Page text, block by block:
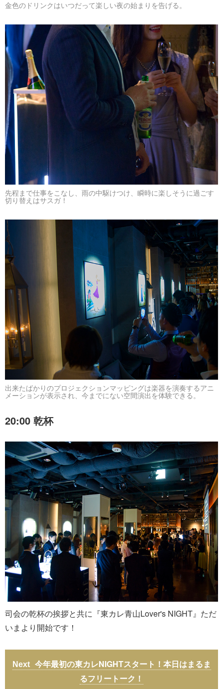
金色のドリンクはいつだって楽しい夜の始まりを告げる。
先程まで仕事をこなし、雨の中駆けつけ、瞬時に楽しそうに過ごす
切り替えはサスガ！
出来たばかりのプロジェクションマッピングは楽器を演奏するアニ
メーションが表示され、今までにない空間演出を体験できる。
20:00 乾杯
司会の乾杯の挨拶と共に『東カレ青山Lover's NIGHT』ただ
いまより開始です！
今年最初の東カレNIGHTスタート！本日はまるま
るフリートーク！